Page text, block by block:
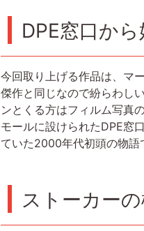
DPE窓口か
今回取り上げる作品は、マ
傑作と同じなので紛らわし
ンとくる方はフィルム写真
モールに設けられたDPE窓
ていた2000年代初頭の物語
ストーカー